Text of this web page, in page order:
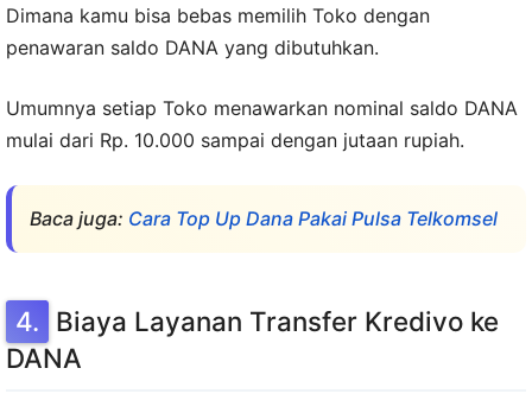
Dimana kamu bisa bebas memilih Toko dengan
penawaran saldo DANA yang dibutuhkan.
Umumnya setiap Toko menawarkan nominal saldo DANA
mulai dari Rp. 10.000 sampai dengan jutaan rupiah.
Baca juga: Cara Top Up Dana Pakai Pulsa Telkomsel
Biaya Layanan Transfer Kredivo ke
DANA